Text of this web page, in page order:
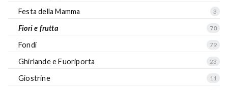
Festa della Mamma 3
Fiori e frutta 70
Fondi 79
Ghirlande e Fuoriporta 23
Giostrine 11